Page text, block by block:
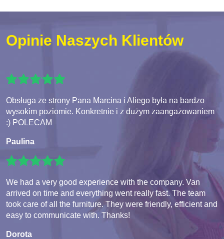
Opinie Naszych Klientów
Obsługa ze strony Pana Marcina i Aliego była na bardzo
wysokim poziomie. Konkretnie i z dużym zaangażowaniem
:) POLECAM
Paulina
We had a very good experience with the company. Van
arrived on time and everything went really fast. The team
took care of all the furniture. They were friendly, efficient and
easy to communicate with. Thanks!
Dorota